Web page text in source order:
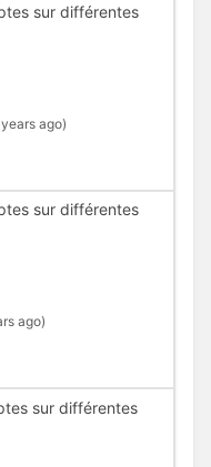
sur différentes
ago)
sur différentes
ago)
sur différentes